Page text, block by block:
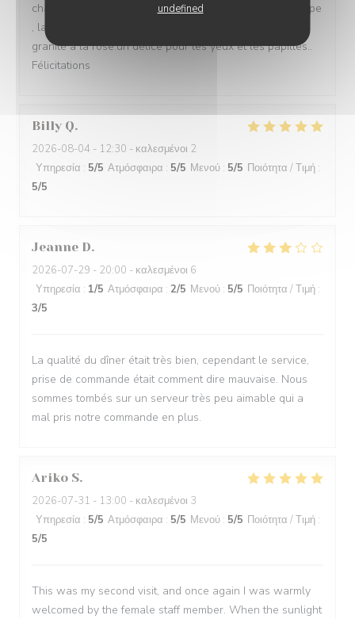
undefined
champignons ocre jaune à coté du rouge foncé du poulpe
, la présentation délicate de la pêche melba, ds son
granité à la rose.un délice pour les yeux et les papilles..
Félicitations
Billy Q
2026-08-04 - 12:30 - καλεσμένοι 2
Υπηρεσία : 5/5 Ατμόσφαιρα : 5/5 Μενού : 5/5 Ποιότητα / Τιμή :
5/5
Jeanne D
2026-07-29 - 20:00 - καλεσμένοι 6
Υπηρεσία : 1/5 Ατμόσφαιρα : 2/5 Μενού : 5/5 Ποιότητα / Τιμή :
3/5
La qualité du dîner était très bien, cependant le service,
prise de commande était comment dire mauvaise. Nous
sommes tombés sur un serveur très peu aimable qui a
mal pris notre commande en plus.
Ariko S
2026-07-31 - 13:00 - καλεσμένοι 3
Υπηρεσία : 5/5 Ατμόσφαιρα : 5/5 Μενού : 5/5 Ποιότητα / Τιμή :
5/5
This was my second visit, and once again I was warmly
welcomed by the female staff member. When the sunlight